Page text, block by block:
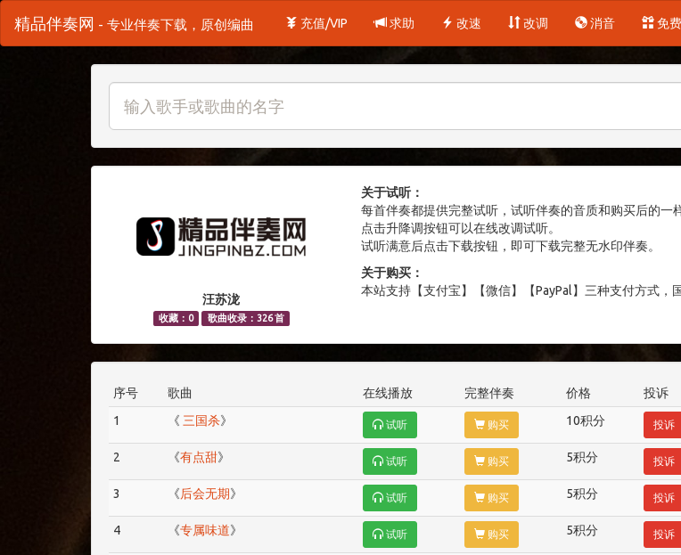
精品伴奏网 - 专业伴奏下载，原创编曲 充值/VIP 求助 改速 改调 消音 免费
汪苏泷
收藏：0 歌曲收录：326 首
关于试听：
每首伴奏都提供完整试听，试听伴奏的音质和购买后的一样
点击升降调按钮可以在线改调试听。
试听满意后点击下载按钮，即可下载完整无水印伴奏。
关于购买：
本站支持【支付宝】【微信】【PayPal】三种支付方式，
序号 歌曲 在线播放 完整伴奏 价格 投诉
1
《 三国杀》 试听 购买 10积分 投诉
2 《有点甜》 试听 购买 5积分 投诉
3 《后会无期》 试听 购买 5积分 投诉
4 《专属味道》 试听 购买 5积分 投诉